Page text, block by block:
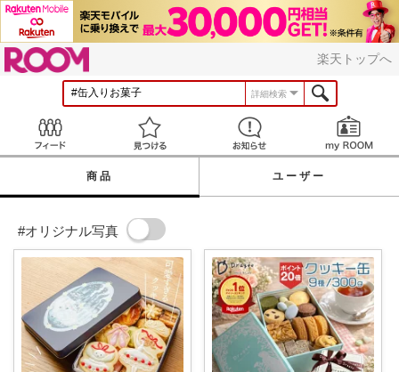
楽天トップへ
詳細検索
見つける お知らせ
商品 ユーザー
#オリジナル写真